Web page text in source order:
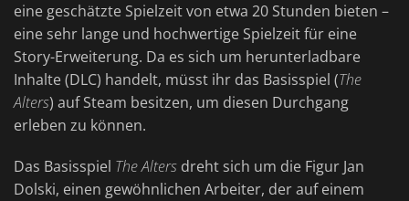
eine geschätzte Spielzeit von etwa 20 Stunden bieten –
eine sehr lange und hochwertige Spielzeit für eine
Story-Erweiterung. Da es sich um herunterladbare
Inhalte (DLC) handelt, müsst ihr das Basisspiel (The
Alters) auf Steam besitzen, um diesen Durchgang
erleben zu können.
Das Basisspiel The Alters dreht sich um die Figur Jan
Dolski, einen gewöhnlichen Arbeiter, der auf einem